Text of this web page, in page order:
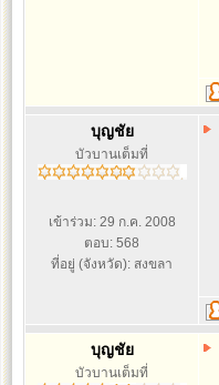
บุญชัย
บัวบานเต็มที่
เข้าร่วม: 29 ก.ค. 2008
ตอบ: 568
ที่อยู่ (จังหวัด): สงขลา
บุญชัย
บัวบานเต็มที่